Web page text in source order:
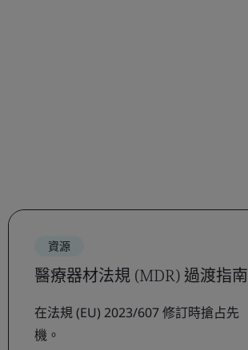
資源
醫療器材法規 (MDR) 過渡指南
在法規 (EU) 2023/607 修訂時搶占先
機。